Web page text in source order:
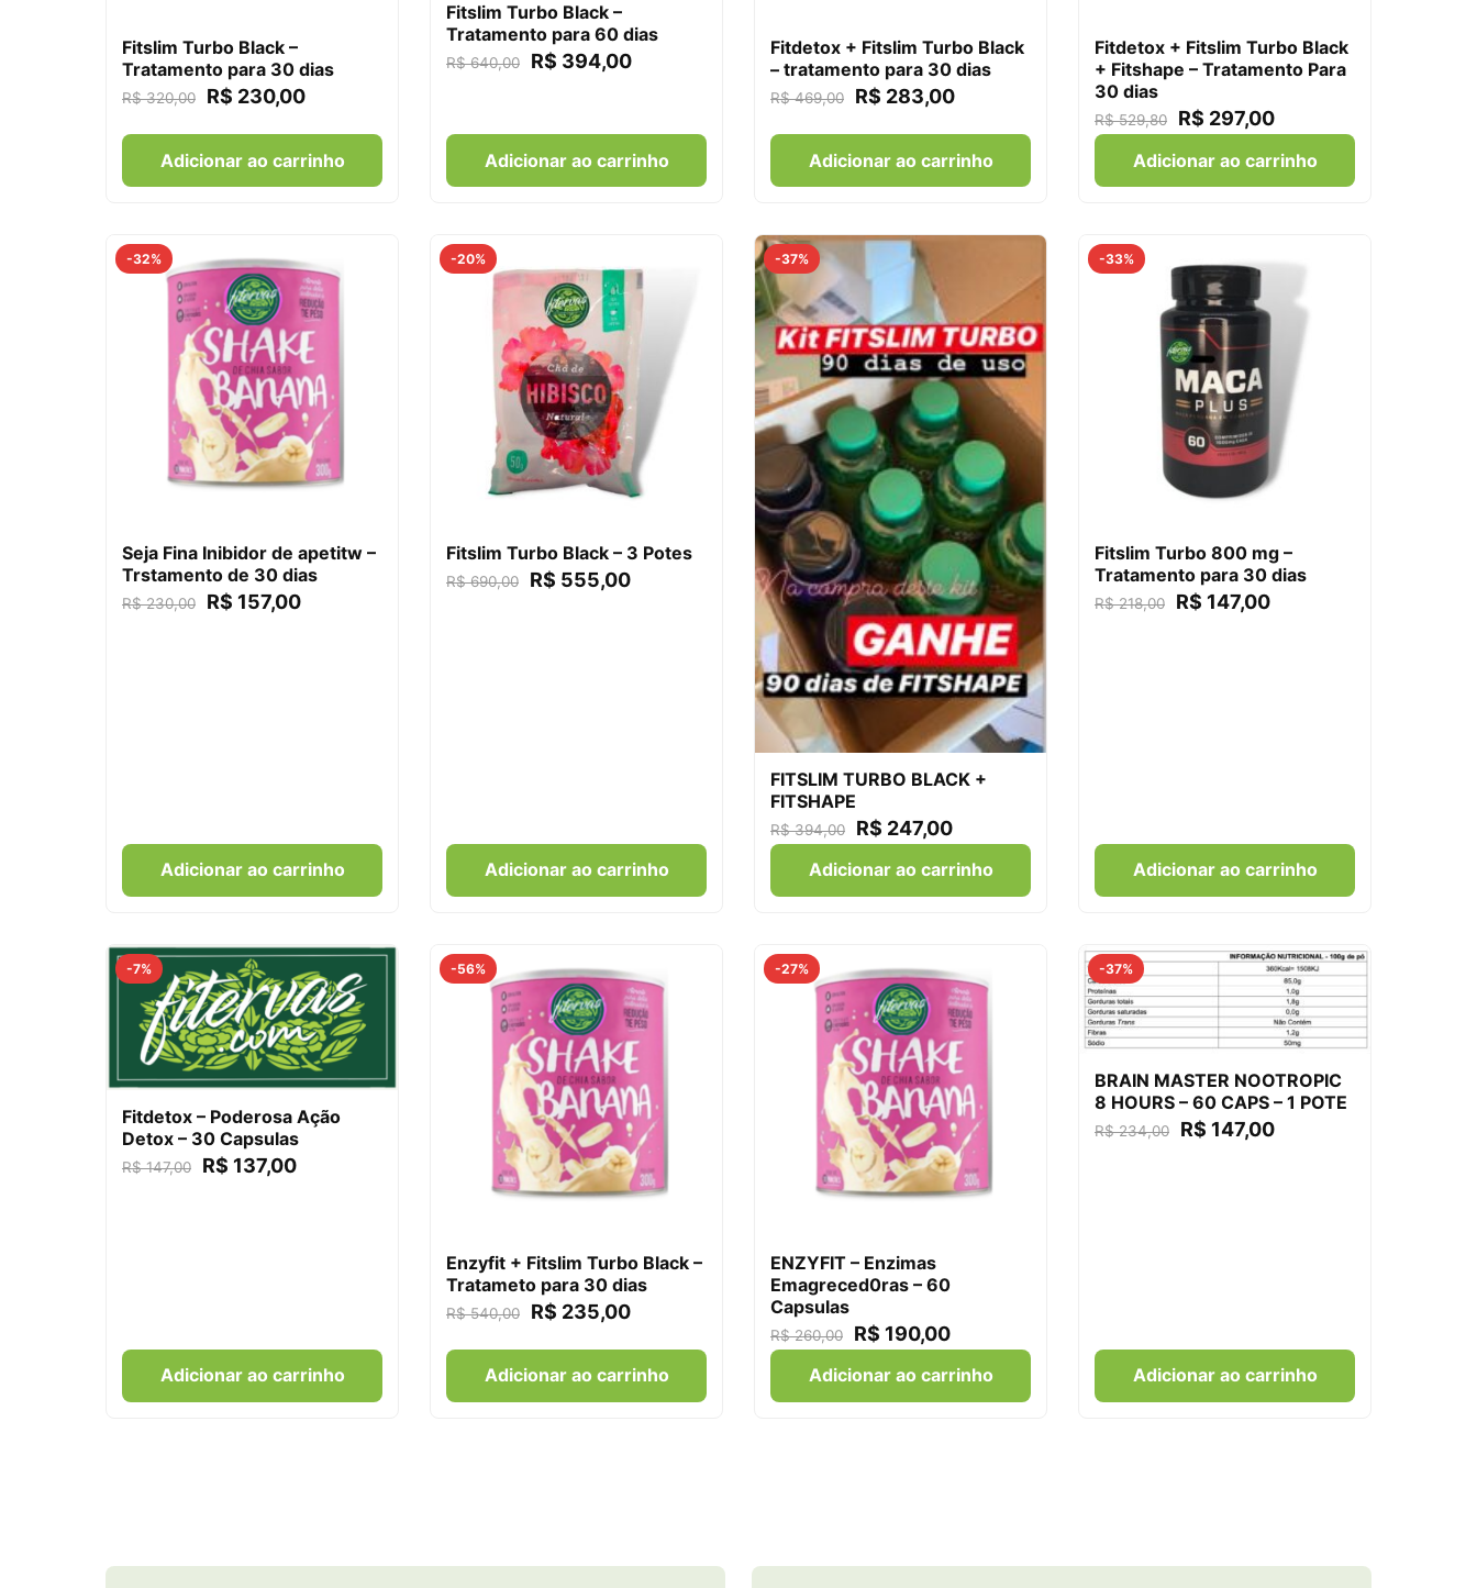
Fitslim Turbo Black –
Tratamento para 30 dias
R$320,00 R$ 230,00
Adicionar ao carrinho
Fitslim Turbo Black –
Tratamento para 60 dias
R$640,00 R$ 394,00
Adicionar ao carrinho
Fitdetox + Fitslim Turbo Black
– tratamento para 30 dias
R$469,00 R$ 283,00
Adicionar ao carrinho
Fitdetox + Fitslim Turbo Black
+ Fitshape – Tratamento Para
30 dias
R$529,80 R$ 297,00
Adicionar ao carrinho
-32%
Seja Fina Inibidor de apetitw –
Trstamento de 30 dias
R$230,00 R$ 157,00
Adicionar ao carrinho
-20%
Fitslim Turbo Black – 3 Potes
R$690,00 R$ 555,00
Adicionar ao carrinho
-37%
FITSLIM TURBO BLACK +
FITSHAPE
R$394,00 R$ 247,00
Adicionar ao carrinho
-33%
Fitslim Turbo 800 mg –
Tratamento para 30 dias
R$218,00 R$ 147,00
Adicionar ao carrinho
-7%
Fitdetox – Poderosa Ação
Detox – 30 Capsulas
R$147,00 R$ 137,00
Adicionar ao carrinho
-56%
Enzyfit + Fitslim Turbo Black –
Tratameto para 30 dias
R$540,00 R$ 235,00
Adicionar ao carrinho
-27%
ENZYFIT – Enzimas
Emagreced0ras – 60
Capsulas
R$260,00 R$ 190,00
Adicionar ao carrinho
-37%
BRAIN MASTER NOOTROPIC
8 HOURS – 60 CAPS – 1 POTE
R$234,00 R$ 147,00
Adicionar ao carrinho